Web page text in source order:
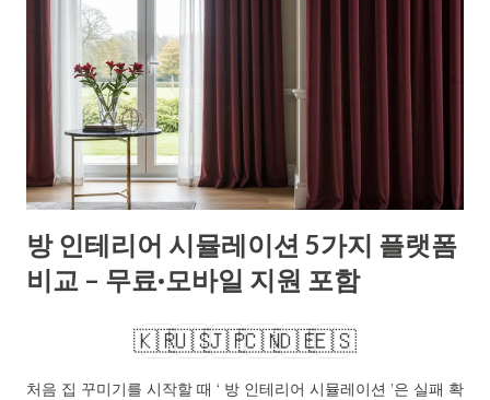
설계’ 확률이 높아집니다. 잠깐, 이런 상황 익숙하지 않으세요? 가
구를 들였더니 문이 안 열리고, 색이 서로 따로 놀았던 기억. 인테
리어 시뮬레이션 사이트로 클릭 몇 번만에 배치·색·조명 시나리오
를 시험하면 시행착오가 확 줄어듭니다. 🛋️💡 1) 인테리어 시뮬레
이션, 왜 써야 할까? 인테리어 시뮬레이션 사이트는 가상의 공간
에서 가구·바닥재·도장 색을 배치해 실물에 가까운 이미지를 확인
하는 도구입니다. 초보자도 도면 없이 그리드에 벽을 긋고, 문·창·
가구 라이브러리를 드래그해 배치를 완성합니다. 가장 큰 장점은
‘빠른 가정(what-if) 검증’과 ‘치수 기반 의사결정’ 입니다. 실제 구
을 줄입니다. 또한 가족 의사결정(공유...
방 인테리어 시뮬레이션 5가지 플랫폼
비교 – 무료·모바일 지원 포함
🇰🇷🇺🇸🇯🇵🇨🇳🇩🇪🇪🇸
처음 집 꾸미기를 시작할 때 ‘ 방 인테리어 시뮬레이션 ’은 실패 확